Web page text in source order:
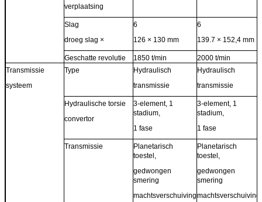
verplaatsing
Slag
droeg slag ×
6
126 × 130 mm
6
139.7 × 152,4 mm
Geschatte revolutie 1850 t/min 2000 t/min
Transmissie
systeem
Type
Hydraulisch
transmissie
Hydraulisch
transmissie
Hydraulische torsie
convertor
3-element, 1
stadium,
1 fase
3-element, 1
stadium,
1 fase
Transmissie
Planetarisch
toestel,
gedwongen
smering
machtsverschuiving
Planetarisch
toestel,
gedwongen
smering
machtsverschuiving